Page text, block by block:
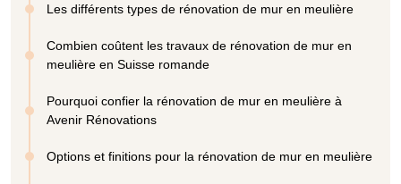
Les différents types de rénovation de mur en meulière
Combien coûtent les travaux de rénovation de mur en
meulière en Suisse romande
Pourquoi confier la rénovation de mur en meulière à
Avenir Rénovations
Options et finitions pour la rénovation de mur en meulière